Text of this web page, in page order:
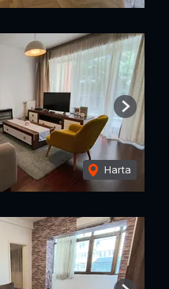
Harta
Next